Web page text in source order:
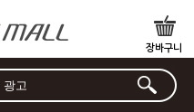
장바구니